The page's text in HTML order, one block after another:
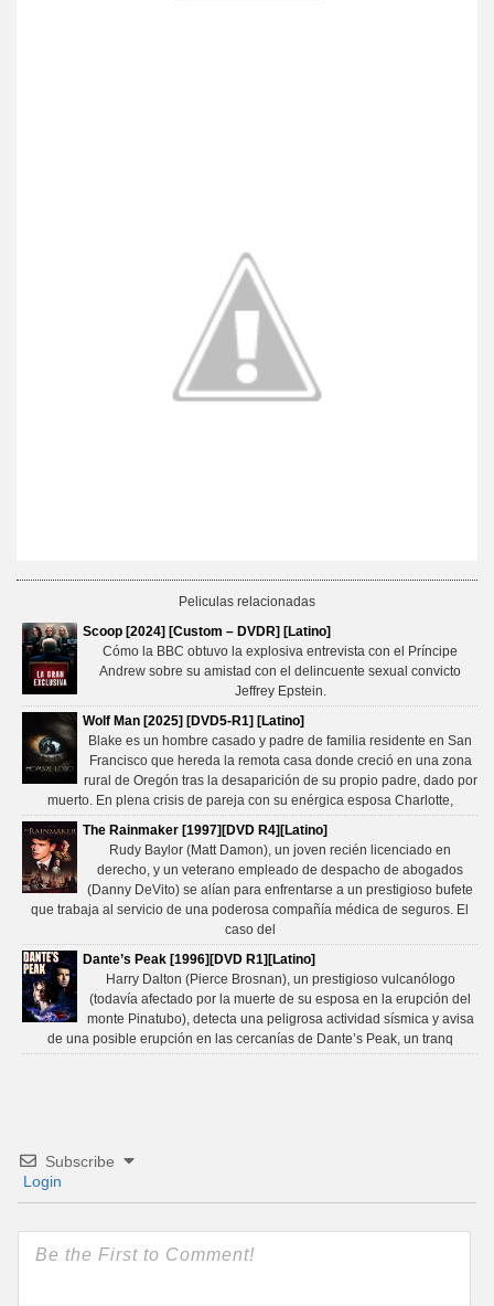
Peliculas relacionadas
Scoop [2024] [Custom – DVDR] [Latino]
Cómo la BBC obtuvo la explosiva entrevista con el Príncipe
Andrew sobre su amistad con el delincuente sexual convicto
Jeffrey Epstein.
Wolf Man [2025] [DVD5-R1] [Latino]
Blake es un hombre casado y padre de familia residente en San
Francisco que hereda la remota casa donde creció en una zona
rural de Oregón tras la desaparición de su propio padre, dado por
muerto. En plena crisis de pareja con su enérgica esposa Charlotte,
The Rainmaker [1997][DVD R4][Latino]
Rudy Baylor (Matt Damon), un joven recién licenciado en
derecho, y un veterano empleado de despacho de abogados
(Danny DeVito) se alían para enfrentarse a un prestigioso bufete
que trabaja al servicio de una poderosa compañía médica de seguros. El
caso del
Dante’s Peak [1996][DVD R1][Latino]
Harry Dalton (Pierce Brosnan), un prestigioso vulcanólogo
(todavía afectado por la muerte de su esposa en la erupción del
monte Pinatubo), detecta una peligrosa actividad sísmica y avisa
de una posible erupción en las cercanías de Dante’s Peak, un tranq
Subscribe
Login